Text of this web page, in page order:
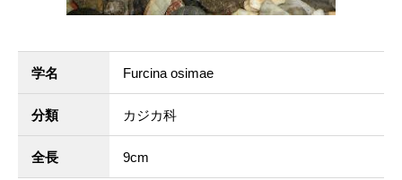
学名 Furcina osimae
分類 カジカ科
全長 9cm